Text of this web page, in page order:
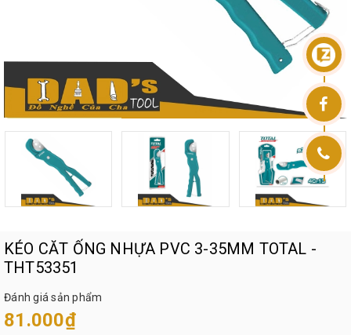
KÉO CĂT ỐNG NHỰA PVC 3-35MM TOTAL -
THT53351
Đánh giá sản phẩm
81.000₫